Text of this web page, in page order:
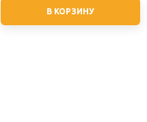
В КОРЗИНУ